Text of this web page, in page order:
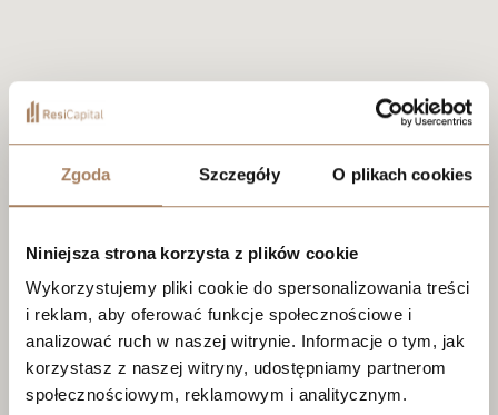
Zgoda Szczegóły O plikach cookies
Niniejsza strona korzysta z plików cookie
Wykorzystujemy pliki cookie do spersonalizowania treści
i reklam, aby oferować funkcje społecznościowe i
analizować ruch w naszej witrynie. Informacje o tym, jak
korzystasz z naszej witryny, udostępniamy partnerom
społecznościowym, reklamowym i analitycznym.